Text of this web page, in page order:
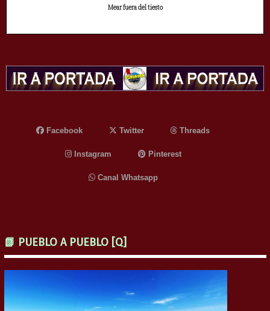
Mear fuera del tiesto
Facebook Twitter Threads
Instagram Pinterest
Canal Whatsapp
📗 PUEBLO A PUEBLO [Q]